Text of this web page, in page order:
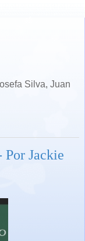
Silva, Juan
Por Jackie